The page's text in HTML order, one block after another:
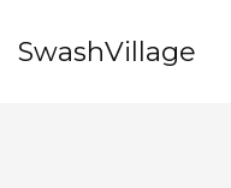
SwashVillage